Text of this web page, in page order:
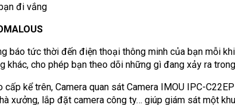
đi vắng
báo tức thời đến điện thoại thông minh của bạn mỗi
khác, cho phép bạn theo dõi những gì đang xảy ra
cấp kể trên, Camera quan sát Camera IMOU IPC-
xưởng, lắp đặt camera công ty… giúp giám sát một